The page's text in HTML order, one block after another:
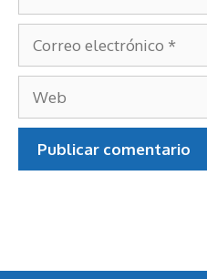
Correo
electrónico
Web